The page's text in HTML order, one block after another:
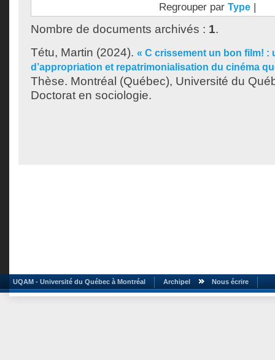
Regrouper par Type |
Nombre de documents archivés : 1.
Tétu, Martin (2024). « C crissement un bon film! :
d’appropriation et repatrimonialisation du cinéma
Thèse. Montréal (Québec), Université du
Doctorat en sociologie.
UQAM - Université du Québec à Montréal Archipel Nous écrire